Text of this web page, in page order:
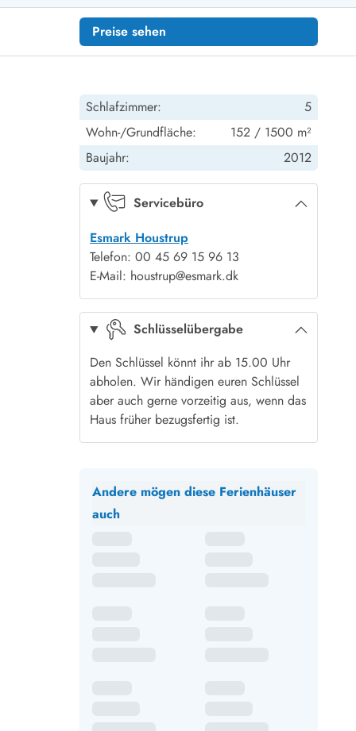
Preise sehen
Schlafzimmer:
5
Wohn-/Grundfläche:
152 / 1500 m²
Baujahr:
2012
Servicebüro
Esmark Houstrup
Telefon: 00 45 69 15 96 13
E-Mail: houstrup@esmark.dk
Schlüsselübergabe
Den Schlüssel könnt ihr ab 15.00 Uhr
abholen. Wir händigen euren Schlüssel
aber auch gerne vorzeitig aus, wenn das
Haus früher bezugsfertig ist.
Andere mögen diese Ferienhäuser
auch